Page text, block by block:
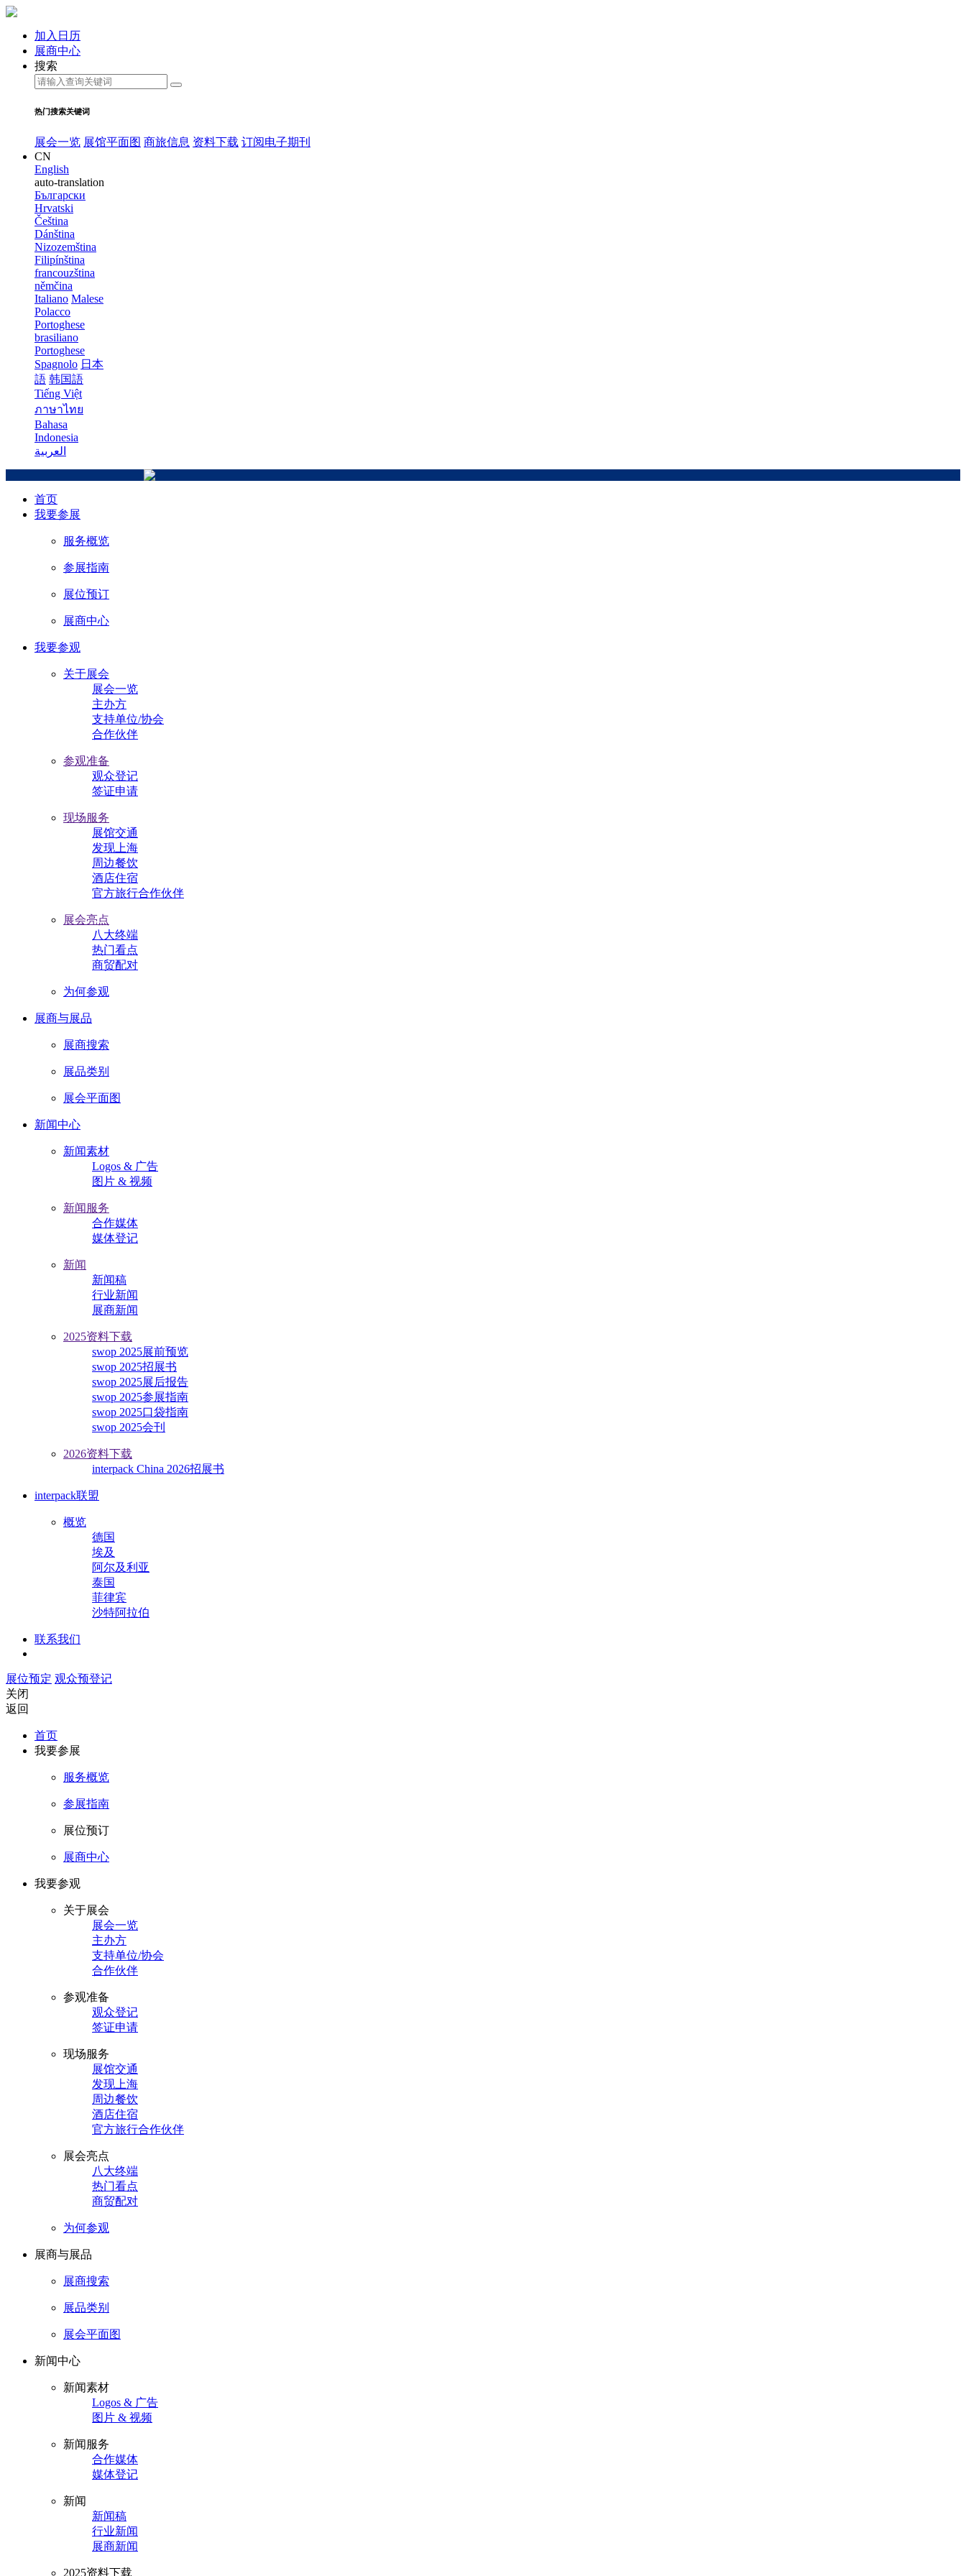
加入日历
展商中心
搜索
热门搜索关键词
展会一览 展馆平面图 商旅信息 资料下载 订阅电子期刊
CN
English
auto-translation
Български
Hrvatski
Čeština
Dánština
Nizozemština
Filipínština
francouzština
němčina
Italiano Malese
Polacco
Portoghese
brasiliano
Portoghese
Spagnolo 日本
語 韩国語
Tiếng Việt
ภาษาไทย
Bahasa
Indonesia
العربية
首页
我要参展
服务概览
参展指南
展位预订
展商中心
我要参观
关于展会
展会一览
主办方
支持单位/协会
合作伙伴
参观准备
观众登记
签证申请
现场服务
展馆交通
发现上海
周边餐饮
酒店住宿
官方旅行合作伙伴
展会亮点
八大终端
热门看点
商贸配对
为何参观
展商与展品
展商搜索
展品类别
展会平面图
新闻中心
新闻素材
Logos & 广告
图片 & 视频
新闻服务
合作媒体
媒体登记
新闻
新闻稿
行业新闻
展商新闻
2025资料下载
swop 2025展前预览
swop 2025招展书
swop 2025展后报告
swop 2025参展指南
swop 2025口袋指南
swop 2025会刊
2026资料下载
interpack China 2026招展书
interpack联盟
概览
德国
埃及
阿尔及利亚
泰国
菲律宾
沙特阿拉伯
联系我们
展位预定 观众预登记
关闭
返回
首页
我要参展
服务概览
参展指南
展位预订
展商中心
我要参观
关于展会
展会一览
主办方
支持单位/协会
合作伙伴
参观准备
观众登记
签证申请
现场服务
展馆交通
发现上海
周边餐饮
酒店住宿
官方旅行合作伙伴
展会亮点
八大终端
热门看点
商贸配对
为何参观
展商与展品
展商搜索
展品类别
展会平面图
新闻中心
新闻素材
Logos & 广告
图片 & 视频
新闻服务
合作媒体
媒体登记
新闻
新闻稿
行业新闻
展商新闻
2025资料下载